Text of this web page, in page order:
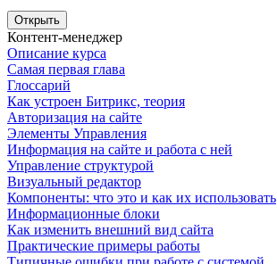
Открыть
Контент-менеджер
Описание курса
Самая первая глава
Глоссарий
Как устроен Битрикс, теория
Авторизация на сайте
Элементы Управления
Информация на сайте и работа с ней
Управление структурой
Визуальный редактор
Компоненты: что это и как их использовать
Информационные блоки
Как изменить внешний вид сайта
Практические примеры работы